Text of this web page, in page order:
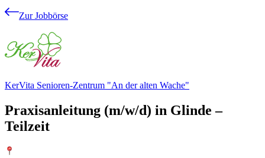
Zur Jobbörse
KerVita Senioren-Zentrum "An der alten Wache"
Praxisanleitung (m/w/d) in Glinde –
Teilzeit